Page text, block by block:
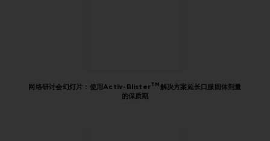
网络研讨会幻灯片：使用Activ-BlisterTM解决方案延长口服固体剂量
的保质期